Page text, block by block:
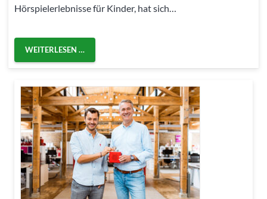
Hörspielerlebnisse für Kinder, hat sich…
WEITERLESEN …